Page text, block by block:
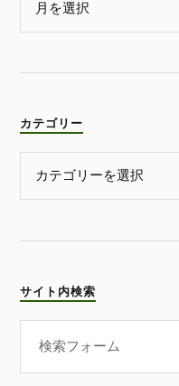
カテゴリー
サイト内検索